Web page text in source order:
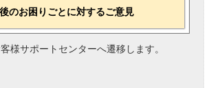
のお困りごとに対するご意見
様サポートセンターへ遷移します。